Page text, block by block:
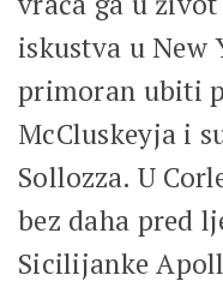
iskustva u New
primoran ubiti
McCluskeyja i
Sollozza. U
bez daha pred
Sicilijanke